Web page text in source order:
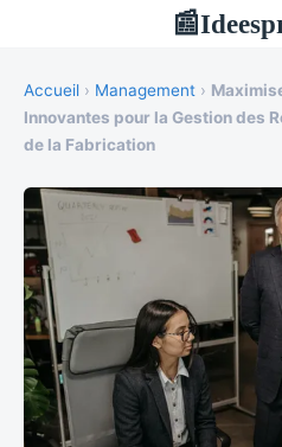
📰
Accueil › Management ›
Innovantes pour la Gestion des
de la Fabrication